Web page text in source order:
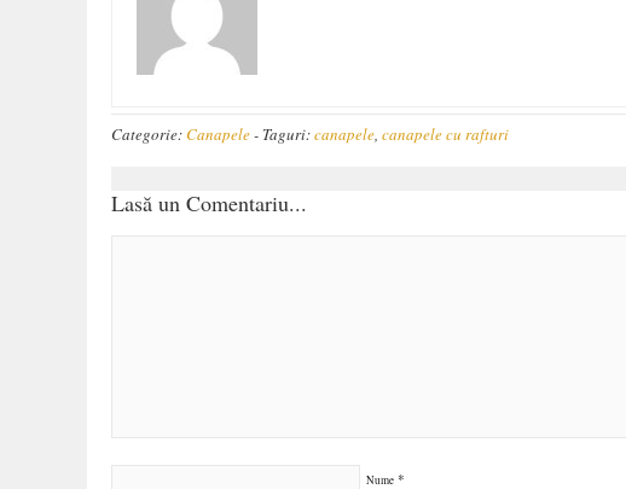
Categorie:Canapele- Taguri:canapele, canapele cu rafturi
Lasă un Comentariu...
Nume *